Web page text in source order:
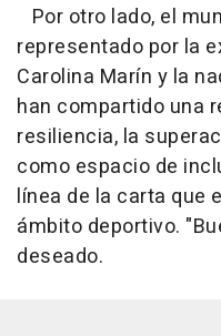
Por otro lado, el
representado por la
Carolina Marín y la
han compartido una
resiliencia, la
como espacio de
línea de la carta que
ámbito deportivo.
deseado.